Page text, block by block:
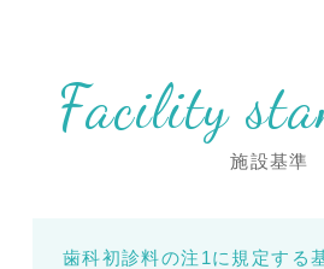
施設基準
Facility
歯科初診料の注1に規定する